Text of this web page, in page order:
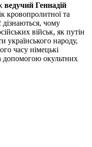
ведучий Геннадій
кровопролитної та
дізнаються, чому
військ, як путін
українського народу,
часу німецькі
допомогою окультних